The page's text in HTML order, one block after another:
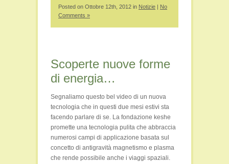
Posted on Ottobre 12th, 2012 in Notizie | No
Comments »
Scoperte nuove forme
di energia…
Segnaliamo questo bel video di un nuova
tecnologia che in questi due mesi estivi sta
facendo parlare di se. La fondazione keshe
promette una tecnologia pulita che abbraccia
numerosi campi di applicazione basata sul
concetto di antigravità magnetismo e plasma
che rende possibile anche i viaggi spaziali.